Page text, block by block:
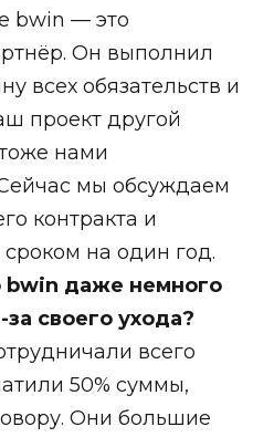
bwin — это
Он выполнил
всех обязательств и
проект другой
нами
мы обсуждаем
контракта и
на один год.
bwin даже немного
своего ухода?
всего
50% суммы,
Они большие